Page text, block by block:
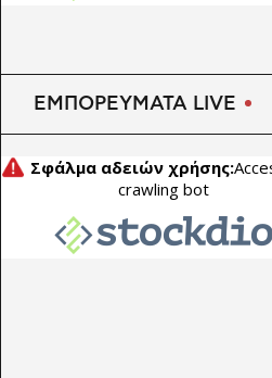
Κ.Καρτάλης: Η Ευρώπη
θερμαίνεται ταχύτερα από
άλλες ηπείρους
ΕΜΠΟΡΕΥΜΑΤΑ LIVE